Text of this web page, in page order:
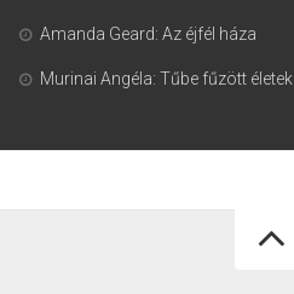
Amanda Geard: Az éjfél háza
Murinai Angéla: Tűbe fűzött életek